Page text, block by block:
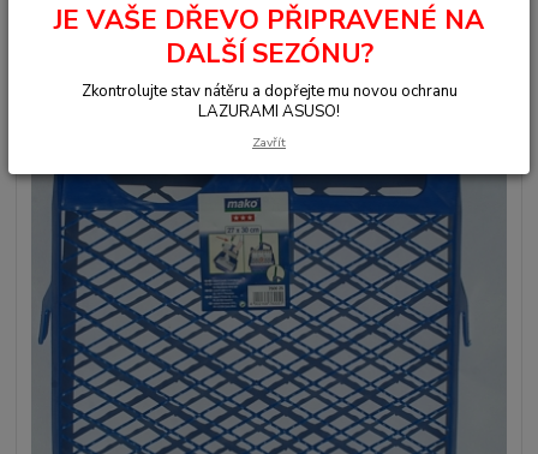
JE VAŠE DŘEVO PŘIPRAVENÉ NA
DALŠÍ SEZÓNU?
Zkontrolujte stav nátěru a dopřejte mu novou ochranu
LAZURAMI ASUSO!
Zavřít